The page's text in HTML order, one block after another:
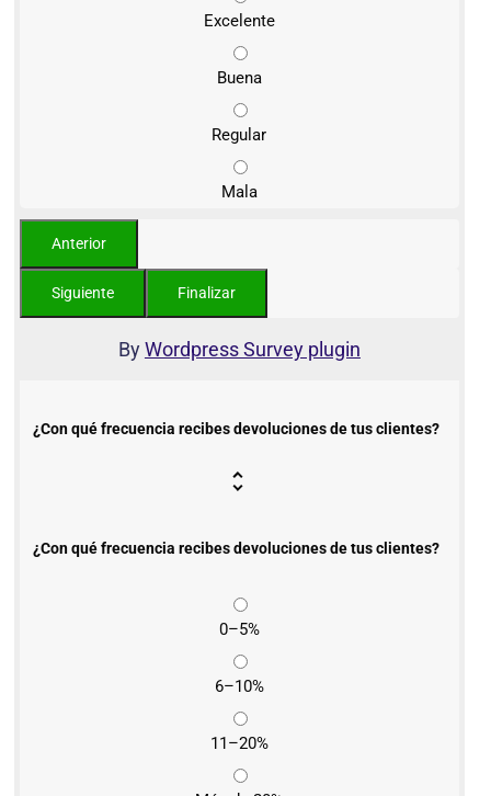
Excelente
Buena
Regular
Mala
ByWordpress Survey plugin
¿Con qué frecuencia recibes devoluciones de tus clientes?
¿Con qué frecuencia recibes devoluciones de tus clientes?
0–5%
6–10%
11–20%